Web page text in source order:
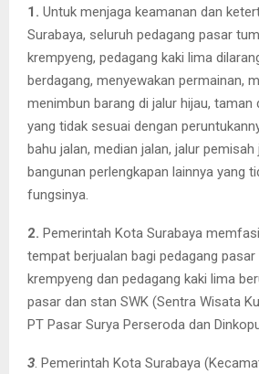
1. Untuk menjaga keamanan dan
Surabaya, seluruh pedagang pasar
krempyeng, pedagang kaki lima
berdagang, menyewakan permainan,
menimbun barang di jalur hijau,
yang tidak sesuai dengan
bahu jalan, median jalan, jalur
bangunan perlengkapan lainnya yang
fungsinya.
2. Pemerintah Kota Surabaya
tempat berjualan bagi pedagang
krempyeng dan pedagang kaki lima
pasar dan stan SWK (Sentra Wisata
PT Pasar Surya Perseroda dan
3. Pemerintah Kota Surabaya